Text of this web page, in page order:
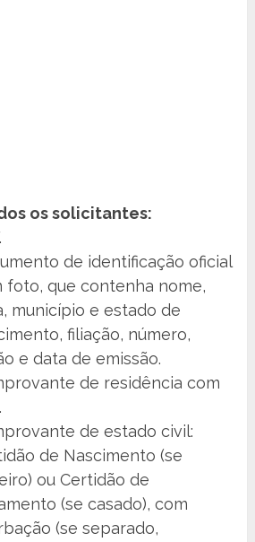
os solicitantes:
de identificação oficial
foto, que contenha nome,
município e estado de
filiação, número,
e data de emissão.
de residência com
de estado civil:
de Nascimento (se
ou Certidão de
(se casado), com
(se separado,